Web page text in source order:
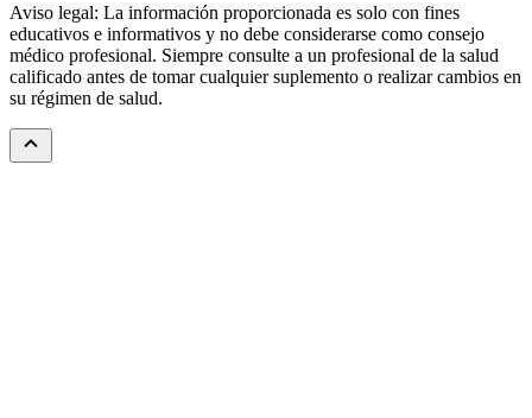
Aviso legal: La información proporcionada es solo con fines
educativos e informativos y no debe considerarse como consejo
médico profesional. Siempre consulte a un profesional de la salud
calificado antes de tomar cualquier suplemento o realizar cambios en
su régimen de salud.